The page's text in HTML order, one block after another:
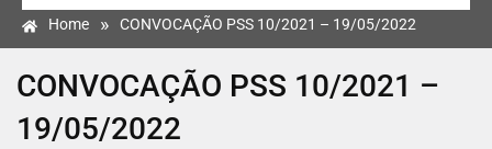
Home » CONVOCAÇÃO PSS 10/2021 – 19/05/2022
CONVOCAÇÃO PSS 10/2021 –
19/05/2022